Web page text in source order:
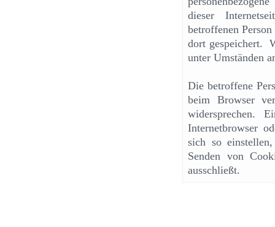
dieser
betroffenen
dort gespeichert.
unter Umständen
Die betroffene
beim Browser
widersprechen.
Internetbrowser
sich so
Senden von
ausschließt.